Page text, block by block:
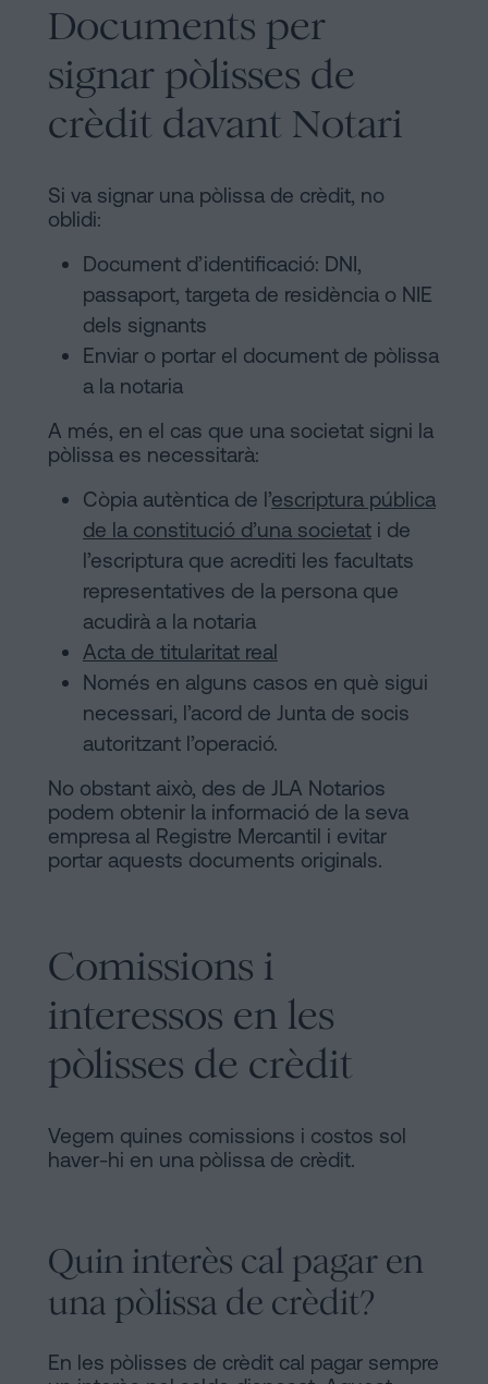
Documents per
signar pòlisses de
crèdit davant Notari
Si va signar una pòlissa de crèdit, no
oblidi:
Document d’identificació: DNI,
passaport, targeta de residència o NIE
dels signants
Enviar o portar el document de pòlissa
a la notaria
A més, en el cas que una societat signi la
pòlissa es necessitarà:
Còpia autèntica de l’escriptura pública
de la constitució d’una societat i de
l’escriptura que acrediti les facultats
representatives de la persona que
acudirà a la notaria
Acta de titularitat real
Només en alguns casos en què sigui
necessari, l’acord de Junta de socis
autoritzant l’operació.
No obstant això, des de JLA Notarios
podem obtenir la informació de la seva
empresa al Registre Mercantil i evitar
portar aquests documents originals.
Comissions i
interessos en les
pòlisses de crèdit
Vegem quines comissions i costos sol
haver-hi en una pòlissa de crèdit.
Quin interès cal pagar en
una pòlissa de crèdit?
En les pòlisses de crèdit cal pagar sempre